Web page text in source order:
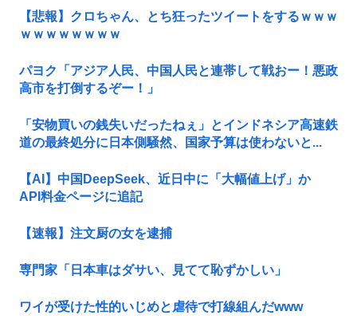
【悲報】クロちゃん、とち狂ったツイートをするｗｗｗ
ｗｗｗｗｗｗｗｗ
パヨク「アジア人民、中国人民と連帯して戦おー！悪政
高市を打倒するぞー！」
「安物買いの銭失いだったねぇ」とインドネシア高速鉄
道の最終処分に日本側騒然、国家予算は使わないと...
【AI】中国DeepSeek、近日中に「大幅値上げ」か
API料金ページに追記
【速報】注文厨の女を逮捕
専門家「日本車はダサい、見てて恥ずかしい」
ワイが受けた性的いじめと虐待で打線組んだwww